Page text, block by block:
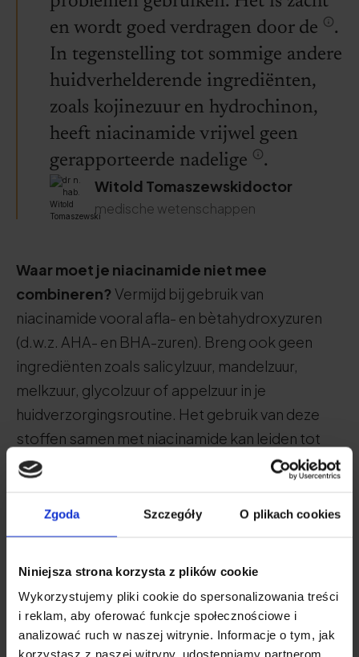
Zgoda Szczegóły O plikach cookies
Niniejsza strona korzysta z plików cookie
Wykorzystujemy pliki cookie do spersonalizowania treści
i reklam, aby oferować funkcje społecznościowe i
analizować ruch w naszej witrynie. Informacje o tym, jak
korzystasz z naszej witryny, udostępniamy partnerom
en wordt goed verdragen door de
.
In tegenstelling tot sommige andere
huidverhelderende ingrediënten,
zoals kojinezuur en hydrochinon,
heeft niacinamide vrijwel geen
gerapporteerde nadelige
.
Witold Tomaszewskidoctor
medische wetenschappen
Waar moet je niacinamide niet mee
combineren? Vermijd bij gebruik van
niacinamide vooral afla- en bètahydroxyzuren
(d.w.z. AHA- en BHA-zuren). Breng ook geen
ingrediënten zoals salicylzuur, mandelzuur,
melkzuur, glycolzuur of appelzuur in je
huidverzorgingsroutine. Het gebruik van deze
stoffen samen met niacinamide kan leiden tot
huidirritatie.
Voordat je cosmetica met
niacinamide koopt -
identificeer je huidtype en
huidbehoeften